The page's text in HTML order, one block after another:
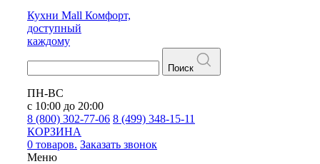
Кухни Mall Комфорт,
доступный
каждому
Поиск
ПН-ВС
с 10:00 до 20:00
8 (800) 302-77-06 8 (499) 348-15-11
КОРЗИНА
0 товаров. Заказать звонок
Меню